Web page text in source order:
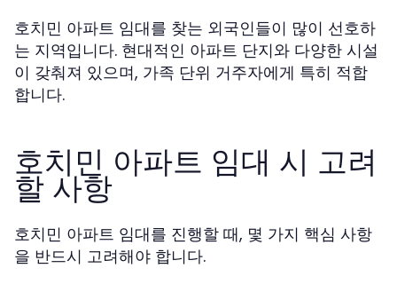
호치민 아파트 임대를 찾는 외국인들이 많이 선호하
는 지역입니다. 현대적인 아파트 단지와 다양한 시설
이 갖춰져 있으며, 가족 단위 거주자에게 특히 적합
합니다.
호치민 아파트 임대 시 고려
할 사항
호치민 아파트 임대를 진행할 때, 몇 가지 핵심 사항
을 반드시 고려해야 합니다.